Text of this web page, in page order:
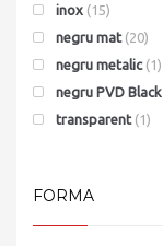
inox (15)
negru mat (20)
negru metalic (1)
negru PVD Black
transparent (1)
FORMA